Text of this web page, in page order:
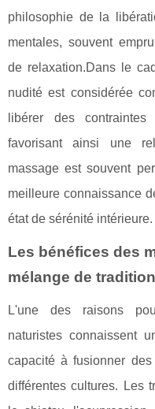
philosophie de la
mentales, souvent
de relaxation.Dans le
nudité est considérée
libérer des
favorisant ainsi une
massage est souvent
meilleure connaissance
état de sérénité intérieure.
Les bénéfices des
mélange de
L'une des raisons
naturistes connaissent
capacité à fusionner
différentes cultures. Les